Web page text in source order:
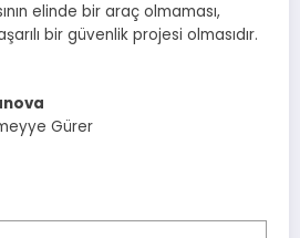
elinde bir araç olmaması,
bir güvenlik projesi olmasıdır.
Gürer